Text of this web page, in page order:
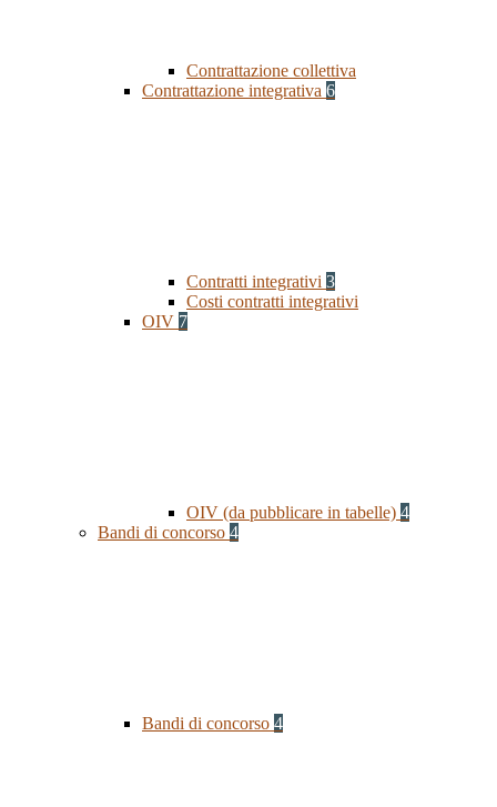
Contrattazione collettiva
Contrattazione integrativa 6
Contratti integrativi 3
Costi contratti integrativi
OIV 7
OIV (da pubblicare in tabelle) 4
Bandi di concorso 4
Bandi di concorso 4